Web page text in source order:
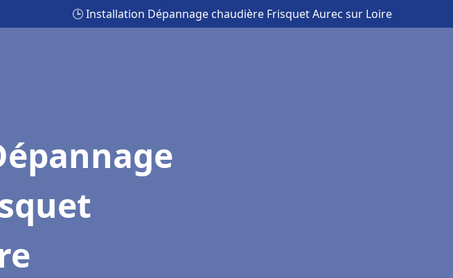
🕒 Installation Dépannage chaudière Frisquet Aurec sur Loire